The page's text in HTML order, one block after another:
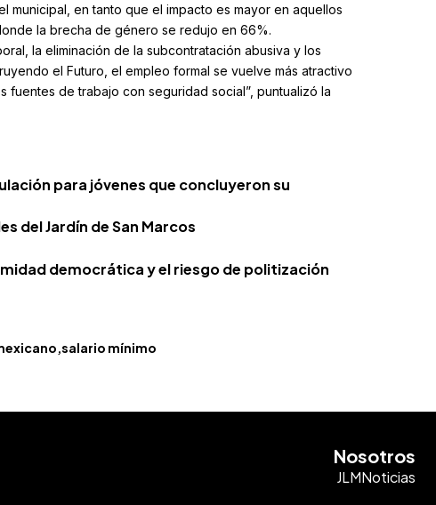
en tanto que el impacto es mayor en aquellos
la brecha de género se redujo en 66%.
la eliminación de la subcontratación abusiva y los
el Futuro, el empleo formal se vuelve más atractivo
fuentes de trabajo con seguridad social”, puntualizó la
para jóvenes que concluyeron su
del Jardín de San Marcos
democrática y el riesgo de politización
salario mínimo
Nosotros
JLMNoticias